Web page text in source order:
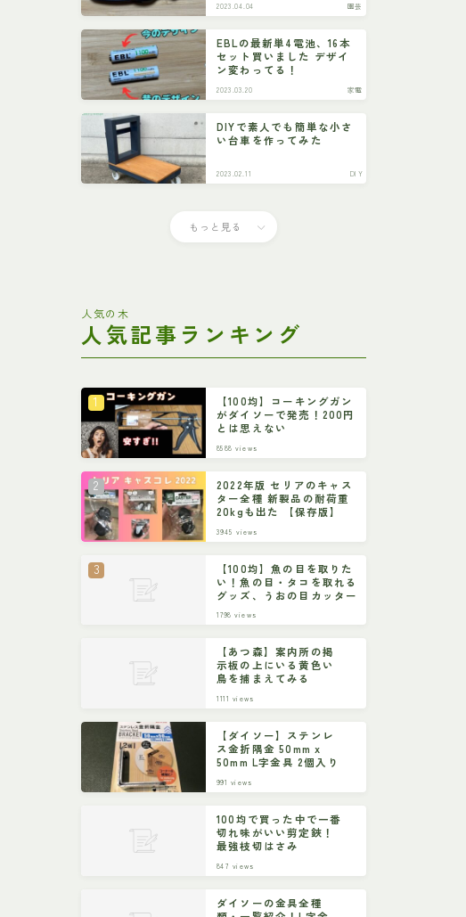
2023.04.04 園芸
EBLの最新単4電池、16本
セット買いました デザイ
ン変わってる！
2023.03.20 家電
DIYで素人でも簡単な小さ
い台車を作ってみた
2023.02.11 DIY
もっと見る
人気の木
人気記事ランキング
【100均】コーキングガン
がダイソーで発売！200円
とは思えない
8588 views
2022年版 セリアのキャス
ター全種 新製品の耐荷重
20kgも出た 【保存版】
3945 views
【100均】魚の目を取りた
い！魚の目・タコを取れる
グッズ、うおの目カッター
1798 views
【あつ森】案内所の掲
示板の上にいる黄色い
鳥を捕まえてみる
1111 views
【ダイソー】ステンレ
ス金折隅金 50mm x
50mm L字金具 2個入り
991 views
100均で買った中で一番
切れ味がいい剪定鋏！
最強枝切はさみ
847 views
ダイソーの金具全種